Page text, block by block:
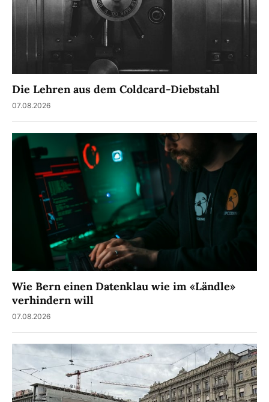
Die Lehren aus dem Coldcard-Diebstahl
07.08.2026
Wie Bern einen Datenklau wie im «Ländle»
verhindern will
07.08.2026